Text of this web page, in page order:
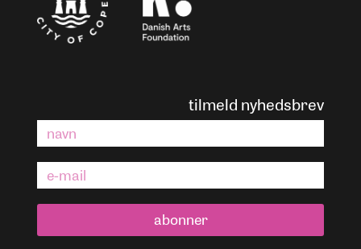
tilmeld nyhedsbrev
abonner